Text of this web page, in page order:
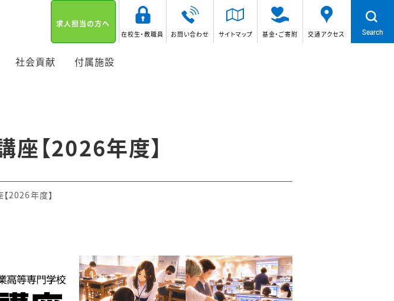
Search
社会貢献 付属施設
在校生・教職員 お問い合わせ サイトマップ 基金・ご寄附 交通アクセス
求人担当の方へ
座【2026年度】
2026年度】